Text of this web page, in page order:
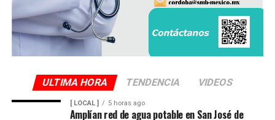
ULTIMA HORA TENDENCIA VIDEOS
[ LOCAL ] 5 horas ago
Amplían red de agua potable en San José de